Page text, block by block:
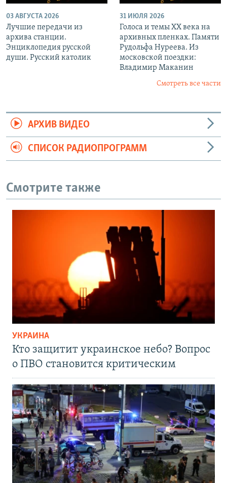
03 АВГУСТА 2026
Лучшие передачи из
архива станции.
Энциклопедия русской
души. Русский католик
31 ИЮЛЯ 2026
Голоса и темы XX века на
архивных пленках. Памяти
Рудольфа Нуреева. Из
московской поездки:
Владимир Маканин
Смотреть все части
АРХИВ ВИДЕО
СПИСОК РАДИОПРОГРАММ
Смотрите также
УКРАИНА
Кто защитит украинское небо? Вопрос
о ПВО становится критическим